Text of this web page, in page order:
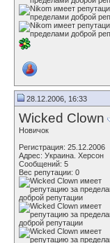
28.12.2006, 16:33
Wicked Clown
Новичок
Регистрация: 25.12.2006
Адрес: Украина. Херсон
Сообщений: 5
Вес репутации: 0